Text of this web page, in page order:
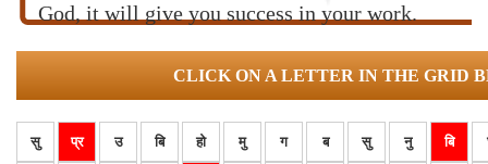
God, it will give you success in your work.
CLICK ON A LETTER IN THE GRID
सु प्र उ बि हो मु ग ब सु नु बि